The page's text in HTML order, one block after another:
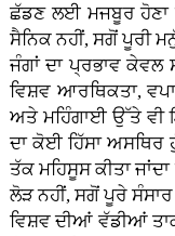
ਛੱਡਣ ਲਈ ਮਜਬੂਰ ਹੋਣਾ
ਸੈਨਿਕ ਨਹੀਂ, ਸਗੋਂ ਪੂਰੀ
ਜੰਗਾਂ ਦਾ ਪ੍ਰਭਾਵ ਕੇਵਲ
ਵਿਸ਼ਵ ਆਰਥਿਕਤਾ,
ਅਤੇ ਮਹਿੰਗਾਈ ਉੱਤੇ ਵੀ
ਦਾ ਕੋਈ ਹਿੱਸਾ ਅਸਥਿਰ
ਤੱਕ ਮਹਿਸੂਸ ਕੀਤਾ
ਲੋੜ ਨਹੀਂ, ਸਗੋਂ ਪੂਰੇ ਸੰਸਾਰ
ਵਿਸ਼ਵ ਦੀਆਂ ਵੱਡੀਆਂ